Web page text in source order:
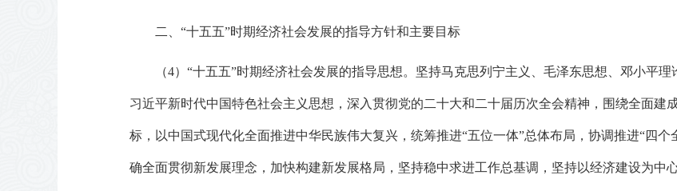
二、“十五五”时期经济社会发展的指导方针和主要目标
（4）“十五五”时期经济社会发展的指导思想。坚持马克思列宁主义、毛泽东思想、邓小平
习近平新时代中国特色社会主义思想，深入贯彻党的二十大和二十届历次全会精神，围绕全面建
标，以中国式现代化全面推进中华民族伟大复兴，统筹推进“五位一体”总体布局，协调推进“四
确全面贯彻新发展理念，加快构建新发展格局，坚持稳中求进工作总基调，坚持以经济建设为中